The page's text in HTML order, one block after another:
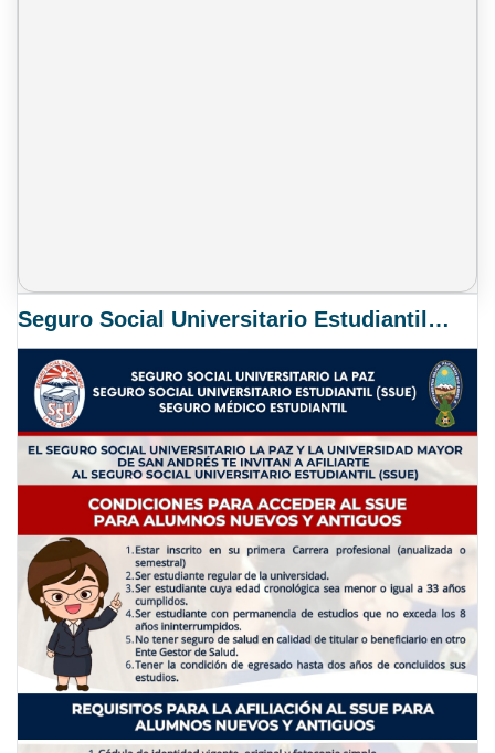
Seguro Social Universitario Estudiantil SSUE